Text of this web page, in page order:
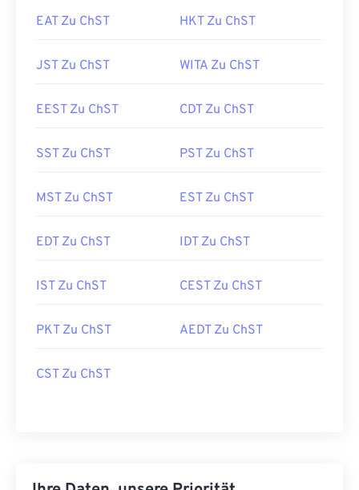
EAT Zu ChST HKT Zu ChST
JST Zu ChST WITA Zu ChST
EEST Zu ChST CDT Zu ChST
SST Zu ChST PST Zu ChST
MST Zu ChST EST Zu ChST
EDT Zu ChST IDT Zu ChST
IST Zu ChST CEST Zu ChST
PKT Zu ChST AEDT Zu ChST
CST Zu ChST